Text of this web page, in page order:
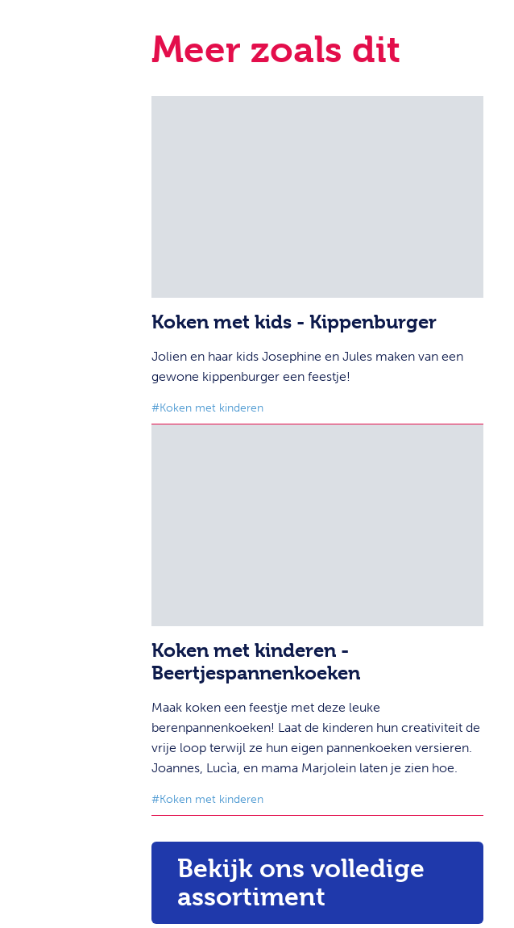
Meer zoals dit
Koken met kids - Kippenburger
Jolien en haar kids Josephine en Jules maken van een
gewone kippenburger een feestje!
#Koken met kinderen
Koken met kinderen -
Beertjespannenkoeken
Maak koken een feestje met deze leuke
berenpannenkoeken! Laat de kinderen hun creativiteit de
vrije loop terwijl ze hun eigen pannenkoeken versieren.
Joannes, Lucìa, en mama Marjolein laten je zien hoe.
#Koken met kinderen
Bekijk ons volledige
assortiment